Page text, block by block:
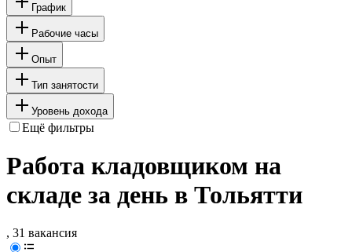
График
Рабочие часы
Опыт
Тип занятости
Уровень дохода
Ещё фильтры
Работа кладовщиком на
складе за день в Тольятти
, 31 вакансия